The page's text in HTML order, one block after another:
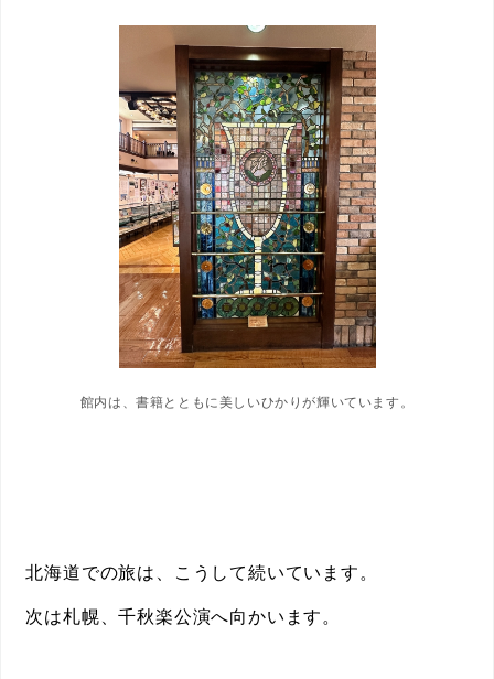
館内は、書籍とともに美しいひかりが輝いています。
北海道での旅は、こうして続いています。
次は札幌、千秋楽公演へ向かいます。